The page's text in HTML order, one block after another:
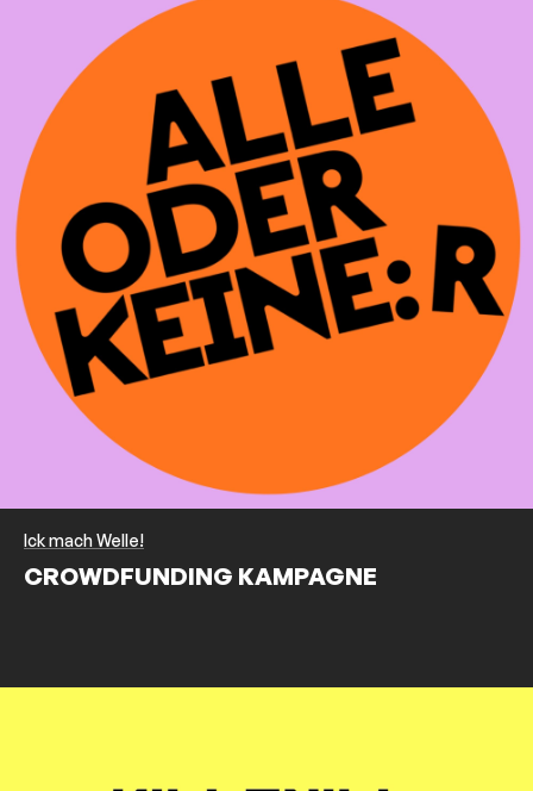
Ick mach Welle!
CROWDFUNDING KAMPAGNE